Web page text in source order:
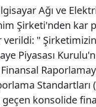
Ağı ve
Şirketi'nden kar
"
Piyasası
Finansal
Standartları
konsolide